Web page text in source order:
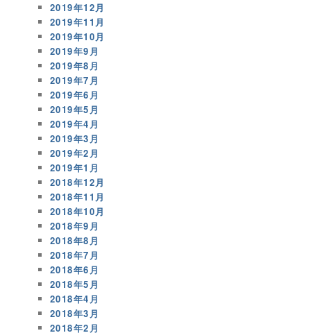
2019年12月
2019年11月
2019年10月
2019年9月
2019年8月
2019年7月
2019年6月
2019年5月
2019年4月
2019年3月
2019年2月
2019年1月
2018年12月
2018年11月
2018年10月
2018年9月
2018年8月
2018年7月
2018年6月
2018年5月
2018年4月
2018年3月
2018年2月